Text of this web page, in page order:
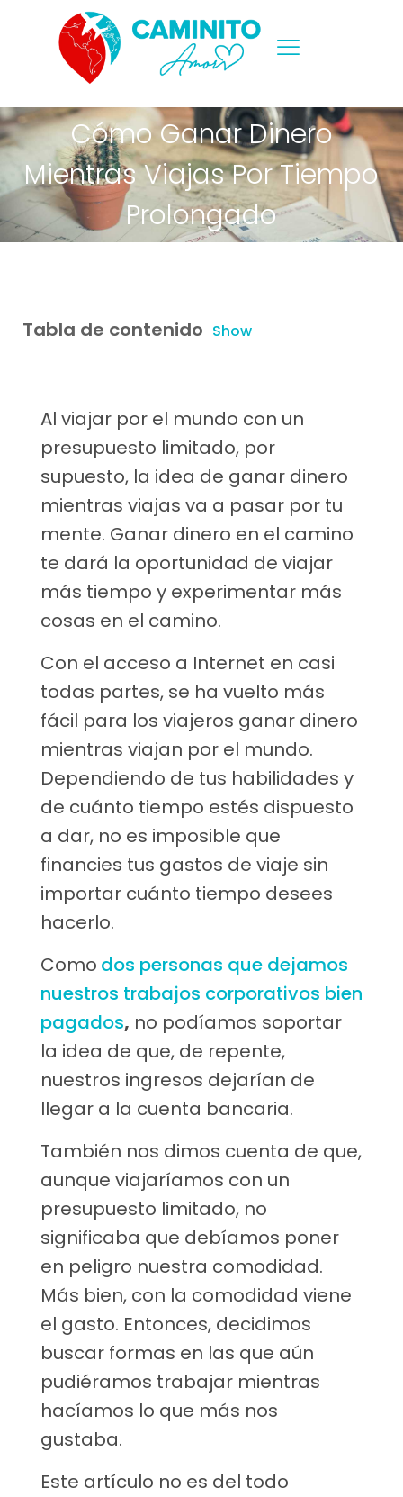
Cómo Ganar Dinero
Mientras Viajas Por Tiempo
Prolongado
Tabla de contenido Show
Al viajar por el mundo con un
presupuesto limitado, por
supuesto, la idea de ganar dinero
mientras viajas va a pasar por tu
mente. Ganar dinero en el camino
te dará la oportunidad de viajar
más tiempo y experimentar más
cosas en el camino.
Con el acceso a Internet en casi
todas partes, se ha vuelto más
fácil para los viajeros ganar dinero
mientras viajan por el mundo.
Dependiendo de tus habilidades y
de cuánto tiempo estés dispuesto
a dar, no es imposible que
financies tus gastos de viaje sin
importar cuánto tiempo desees
hacerlo.
Como dos personas que dejamos
nuestros trabajos corporativos bien
pagados, no podíamos soportar
la idea de que, de repente,
nuestros ingresos dejarían de
llegar a la cuenta bancaria.
También nos dimos cuenta de que,
aunque viajaríamos con un
presupuesto limitado, no
significaba que debíamos poner
en peligro nuestra comodidad.
Más bien, con la comodidad viene
el gasto. Entonces, decidimos
buscar formas en las que aún
pudiéramos trabajar mientras
hacíamos lo que más nos
gustaba.
Este artículo no es del todo